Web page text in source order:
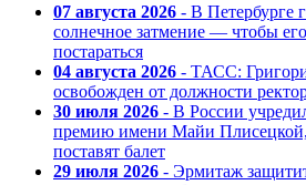
07 августа 2026 - В Петербурге
солнечное затмение — чтобы
постараться
04 августа 2026 - ТАСС:
освобожден от должности
30 июля 2026 - В России
премию имени Майи Плисецкой,
поставят балет
29 июля 2026 - Эрмитаж